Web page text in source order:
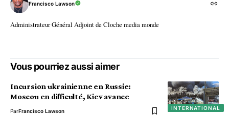
Francisco Lawson
Administrateur Général Adjoint de Cloche media monde
Vous pourriez aussi aimer
INTERNATIONAL
Incursion ukrainienne en Russie:
Moscou en difficulté, Kiev avance
ParFrancisco Lawson